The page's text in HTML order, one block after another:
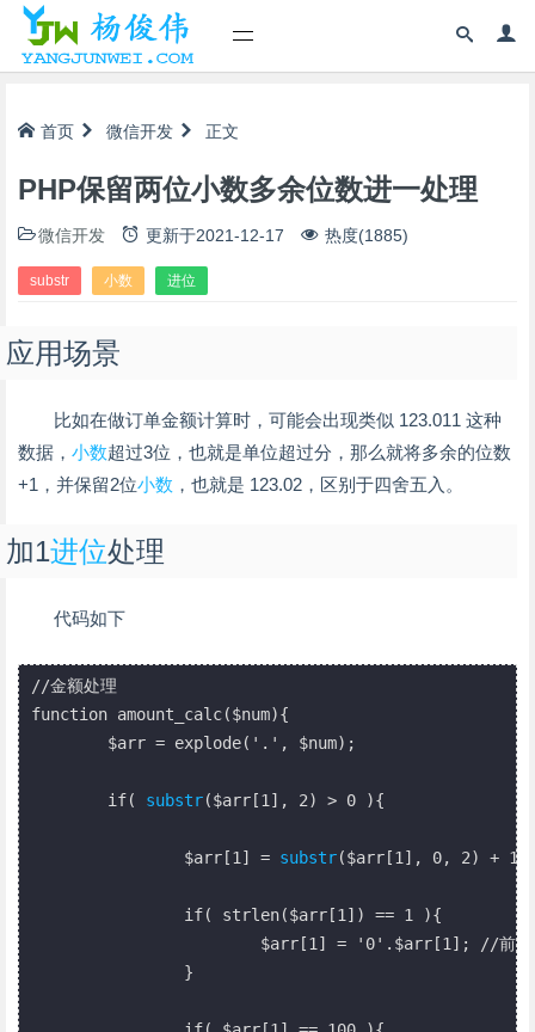
首页 微信开发 正文
PHP保留两位小数多余位数进一处理
微信开发 更新于2021-12-17 热度(1885)
substr 小数 进位
应用场景
比如在做订单金额计算时，可能会出现类似 123.011 这种
数据， 小数超过3位，也就是单位超过分，那么就将多余的位数
+1，并保留2位小数 ，也就是 123.02，区别于四舍五入。
加1进位处理
代码如下
//金额处理
function amount_calc($num){
	if(
substr($arr[1], 2) > 0 ){
		$arr[1] =
substr($arr[1], 0, 2) + 1;